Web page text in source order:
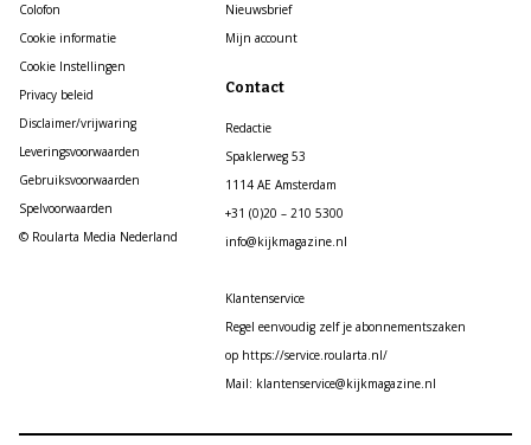
Colofon
Cookie informatie
Cookie Instellingen
Privacy beleid
Disclaimer/vrijwaring
Leveringsvoorwaarden
Gebruiksvoorwaarden
Spelvoorwaarden
© Roularta Media Nederland
Nieuwsbrief
Mijn account
Contact
Redactie
Spaklerweg 53
1114 AE Amsterdam
+31 (0)20 – 210 5300
info@kijkmagazine.nl
Klantenservice
Regel eenvoudig zelf je abonnementszaken
op https://service.roularta.nl/
Mail: klantenservice@kijkmagazine.nl